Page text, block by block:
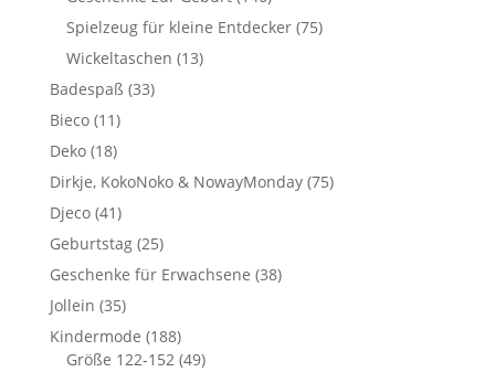
Spielzeug für kleine Entdecker (75)
Wickeltaschen (13)
Badespaß (33)
Bieco (11)
Deko (18)
Dirkje, KokoNoko & NowayMonday (75)
Djeco (41)
Geburtstag (25)
Geschenke für Erwachsene (38)
Jollein (35)
Kindermode (188)
Größe 122-152 (49)